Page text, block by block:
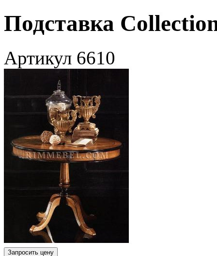
Подставка
Артикул 6610
Запросить цену